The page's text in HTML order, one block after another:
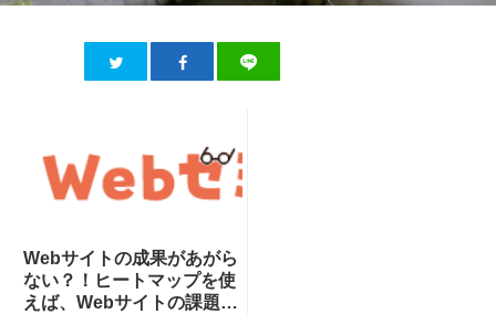
Webサイトの成果があがら
ない？！ヒートマップを使
えば、Webサイトの課題が